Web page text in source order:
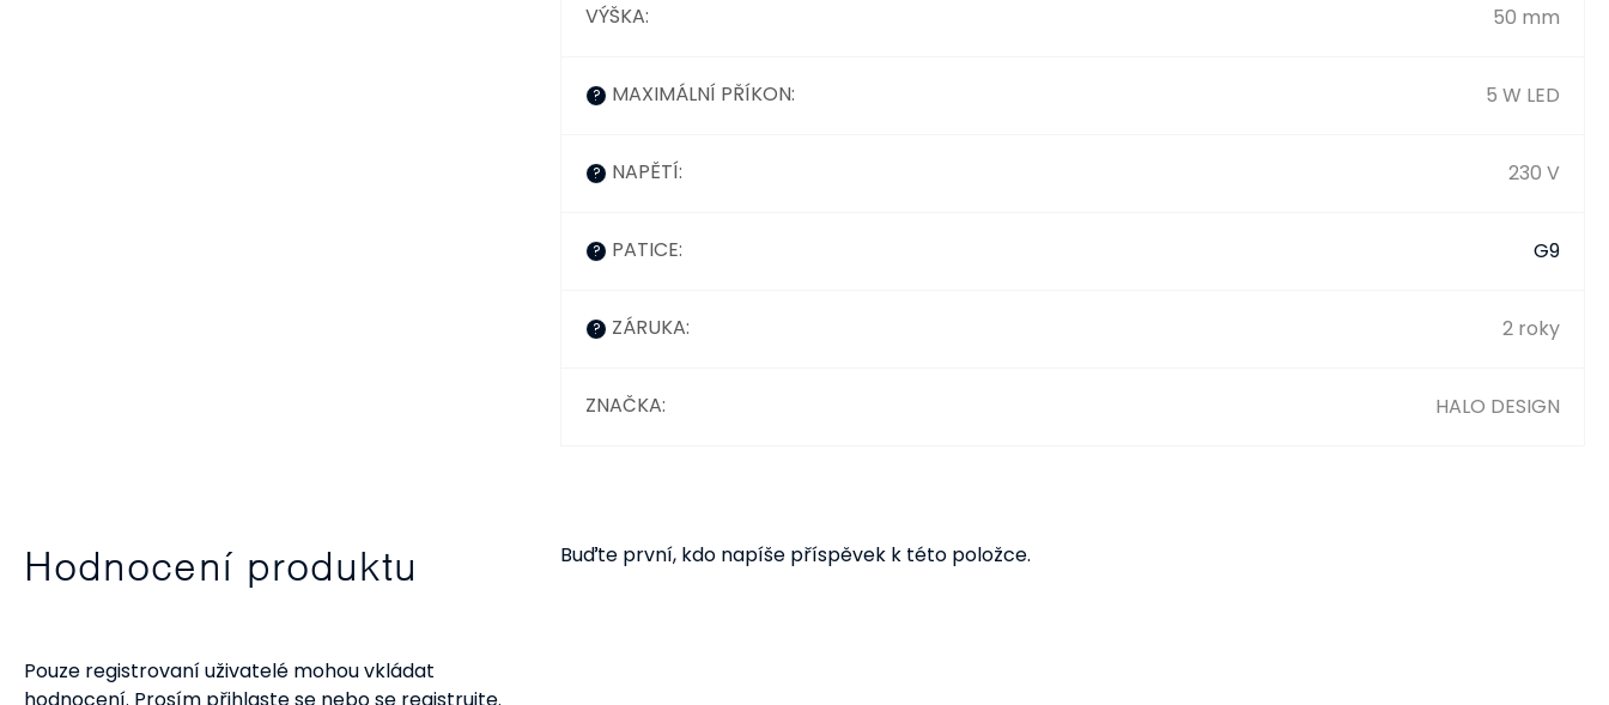
VÝŠKA: 50 mm
? MAXIMÁLNÍ PŘÍKON: 5 W LED
? NAPĚTÍ: 230 V
? PATICE: G9
? ZÁRUKA: 2 roky
ZNAČKA: HALO DESIGN
Hodnocení produktu Buďte první, kdo napíše příspěvek k této položce.
Pouze registrovaní uživatelé mohou vkládat